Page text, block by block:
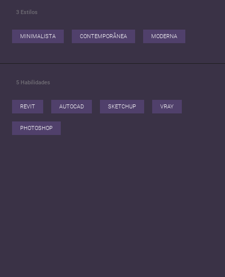
3 Estilos
MINIMALISTA CONTEMPORÂNEA MODERNA
5 Habilidades
REVIT AUTOCAD SKETCHUP VRAY
PHOTOSHOP